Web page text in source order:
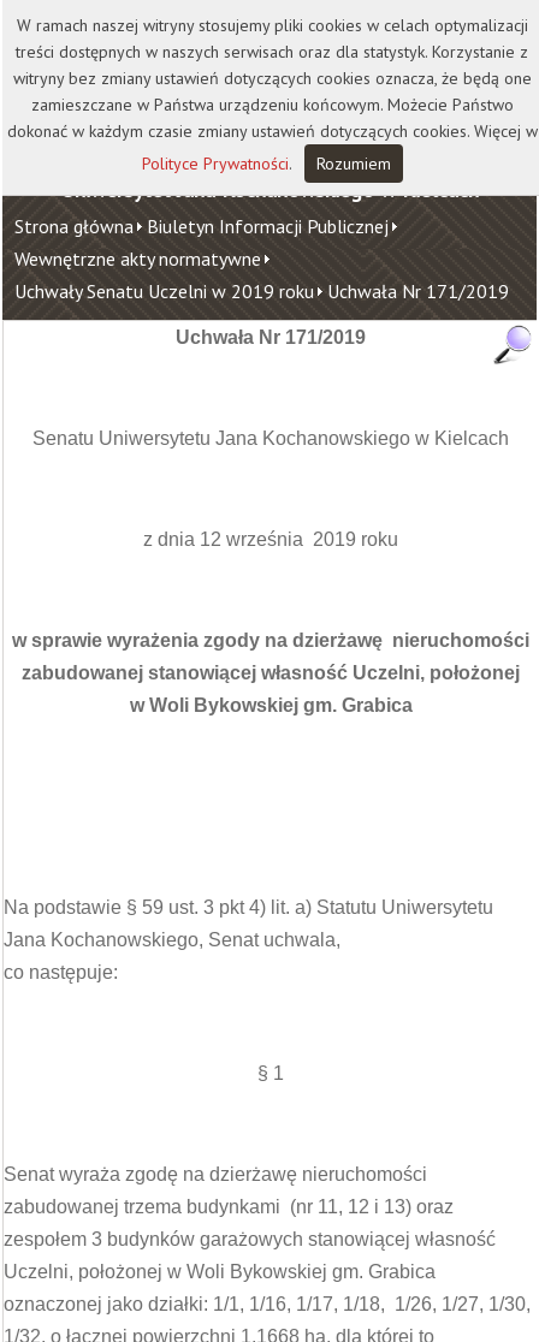
Kontakt Biblioteka
Wydawnictwo
Wirtualna Uczelnia
Uniwersytet Jana Kochanowskiego w Kielcach
Strona główna Biuletyn Informacji Publicznej
Wewnętrzne akty normatywne
Uchwały Senatu Uczelni w 2019 roku Uchwała Nr 171/2019
Uchwała Nr 171/2019
Senatu Uniwersytetu Jana Kochanowskiego w Kielcach
z dnia 12 września 2019 roku
w sprawie wyrażenia zgody na dzierżawę nieruchomości
zabudowanej stanowiącej własność Uczelni, położonej
w Woli Bykowskiej gm. Grabica
Na podstawie § 59 ust. 3 pkt 4) lit. a) Statutu Uniwersytetu
Jana Kochanowskiego, Senat uchwala,
co następuje:
§ 1
Senat wyraża zgodę na dzierżawę nieruchomości
zabudowanej trzema budynkami (nr 11, 12 i 13) oraz
zespołem 3 budynków garażowych stanowiącej własność
Uczelni, położonej w Woli Bykowskiej gm. Grabica
oznaczonej jako działki: 1/1, 1/16, 1/17, 1/18, 1/26, 1/27, 1/30,
1/32, o łącznej powierzchni 1,1668 ha, dla której to
W ramach naszej witryny stosujemy pliki cookies w celach optymalizacji
treści dostępnych w naszych serwisach oraz dla statystyk. Korzystanie z
witryny bez zmiany ustawień dotyczących cookies oznacza, że będą one
zamieszczane w Państwa urządzeniu końcowym. Możecie Państwo
dokonać w każdym czasie zmiany ustawień dotyczących cookies. Więcej w
Polityce Prywatności. Rozumiem